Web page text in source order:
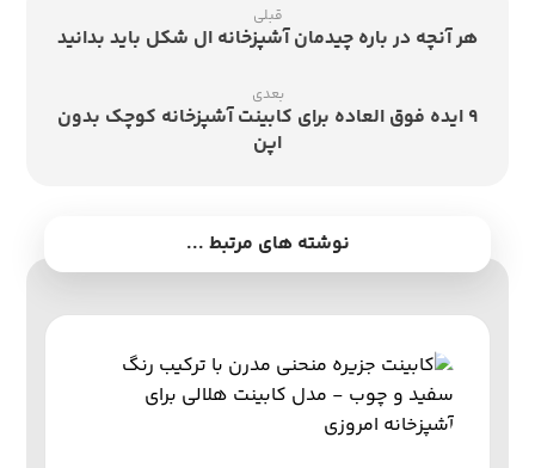
قبلی
هر آنچه در باره چیدمان آشپزخانه ال شکل باید بدانید
بعدی
9 ایده فوق العاده برای کابینت آشپزخانه کوچک بدون
اپن
نوشته های مرتبط ...